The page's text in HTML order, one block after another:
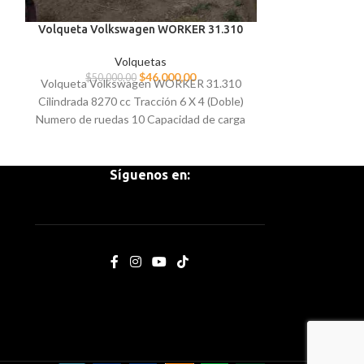
Volqueta Volkswagen WORKER 31.310
Volquetas
$50.000,00 $46.000,00
Volqueta Volkswagen WORKER 31.310
Cilindrada 8270 cc Tracción 6 X 4 (Doble)
Numero de ruedas 10 Capacidad de carga
Síguenos en: